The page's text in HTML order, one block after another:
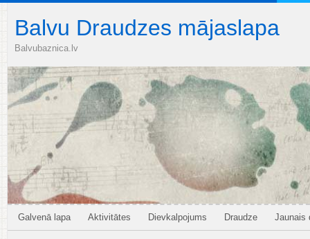
Balvu Draudzes mājaslapa
Balvubaznica.lv
Galvenā lapa Aktivitātes Dievkalpojums Draudze Jaunais